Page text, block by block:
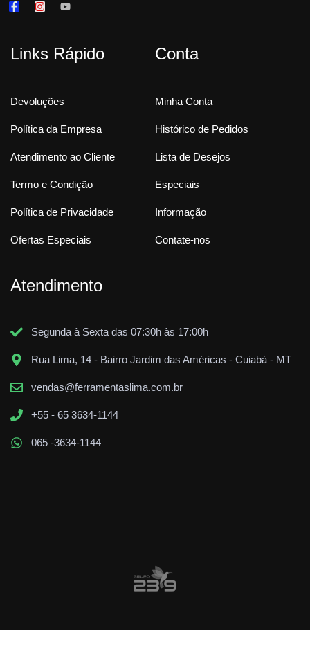
Links Rápido
Devoluções
Política da Empresa
Atendimento ao Cliente
Termo e Condição
Política de Privacidade
Ofertas Especiais
Conta
Minha Conta
Histórico de Pedidos
Lista de Desejos
Especiais
Informação
Contate-nos
Atendimento
Segunda à Sexta das 07:30h às 17:00h
Rua Lima, 14 - Bairro Jardim das Américas - Cuiabá - MT
vendas@ferramentaslima.com.br
+55 - 65 3634-1144
065 -3634-1144